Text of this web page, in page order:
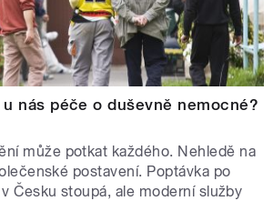
nás péče o duševně nemocné?
může potkat každého. Nehledě na
postavení. Poptávka po
Česku stoupá, ale moderní služby